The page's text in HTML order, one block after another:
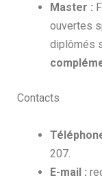
Master :
ouvertes
diplômés
Contacts
207.
E-mail :